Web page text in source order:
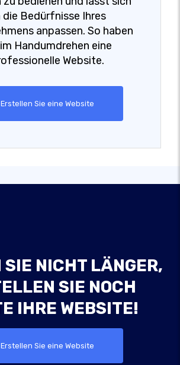
die Bedürfnisse Ihres
anpassen. So haben
Handumdrehen eine
Website.
Erstellen Sie eine Website
SIE NICHT LÄNGER,
SIE NOCH
IHRE WEBSITE!
Erstellen Sie eine Website